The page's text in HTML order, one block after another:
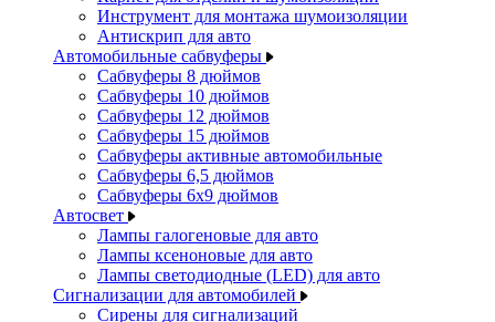
Инструмент для монтажа шумоизоляции
Антискрип для авто
Автомобильные сабвуферы
Сабвуферы 8 дюймов
Сабвуферы 10 дюймов
Сабвуферы 12 дюймов
Сабвуферы 15 дюймов
Сабвуферы активные автомобильные
Сабвуферы 6,5 дюймов
Сабвуферы 6x9 дюймов
Автосвет
Лампы галогеновые для авто
Лампы ксеноновые для авто
Лампы светодиодные (LED) для авто
Сигнализации для автомобилей
Сирены для сигнализаций